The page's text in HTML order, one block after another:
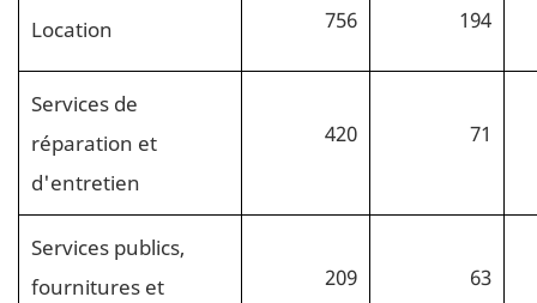
Location 756 194
Services de
réparation et
d'entretien
420 71
Services publics,
fournitures et
209 63